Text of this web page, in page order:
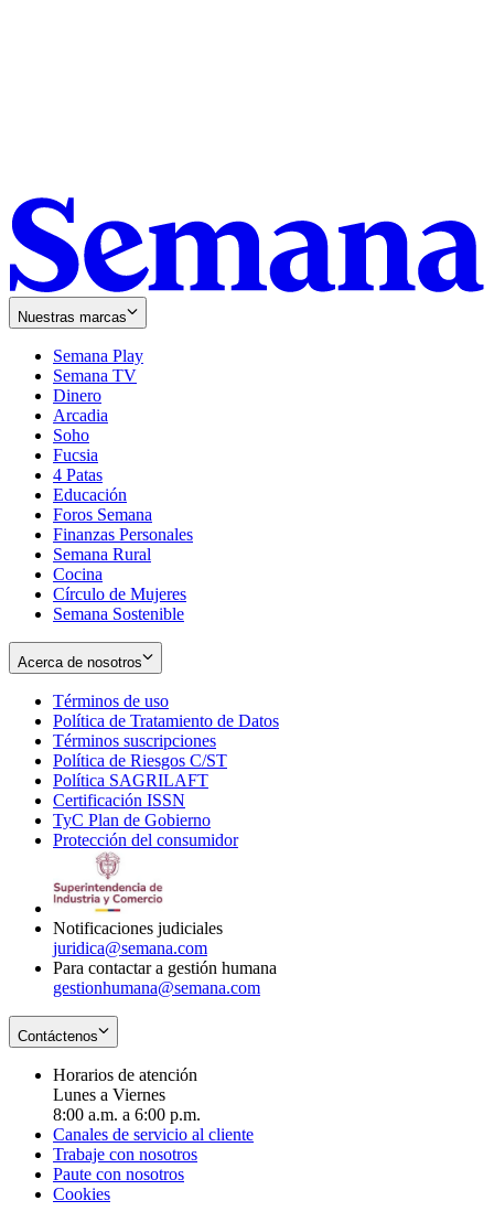
Nuestras marcas
Semana Play
Semana TV
Dinero
Arcadia
Soho
in
new
window
Fucsia
in
new
window
4 Patas
Educación
Foros Semana
Finanzas Personales
Semana Rural
Cocina
Círculo de Mujeres
Semana Sostenible
Acerca de nosotros
Términos de uso
in
new
window
Política de Tratamiento de Datos
Términos suscripciones
in
Política de Riesgos C/ST
Política SAGRILAFT
new
window
Certificación ISSN
in
new
TyC Plan de Gobierno
in
Protección del consumidorOpens
Notificaciones judiciales
juridica@semana.com
Para contactar a gestión humana
gestionhumana@semana.com
Contáctenos
Horarios de atención
Lunes a Viernes
8:00 a.m. a 6:00 p.m.
Canales de servicio al cliente
Trabaje con nosotros
Paute con nosotros
Cookies